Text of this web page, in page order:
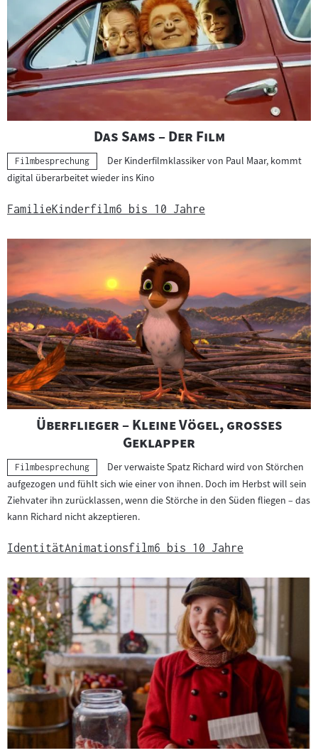
e
r
e
b
n
s
e
"
Das Sams – Der Film"
Kategorie:
Filmbesprechung
Der Kinderfilmklassiker von Paul Maar, kommt
digital überarbeitet wieder ins Kino
FamilieKinderfilm6 bis 10 Jahre
"
Überflieger – Kleine Vögel, großes
Geklapper
Kategorie:
Filmbesprechung
Der verwaiste Spatz Richard wird von Störchen
aufgezogen und fühlt sich wie einer von ihnen. Doch im Herbst will sein
Ziehvater ihn zurücklassen, wenn die Störche in den Süden fliegen – das
kann Richard nicht akzeptieren.
IdentitätAnimationsfilm6 bis 10 Jahre